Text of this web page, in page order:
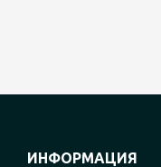
ИНФОРМАЦИЯ